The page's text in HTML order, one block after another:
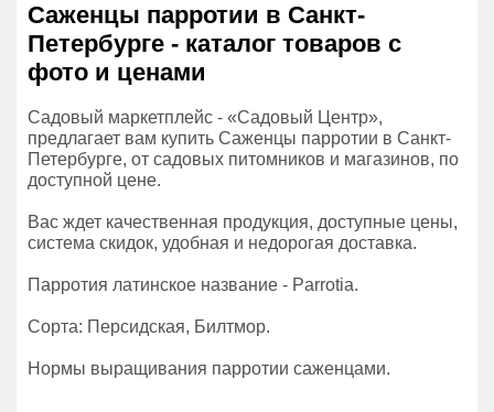
Саженцы парротии в Санкт-
Петербурге - каталог товаров с
фото и ценами
Садовый маркетплейс - «Садовый Центр»,
предлагает вам купить Саженцы парротии в Санкт-
Петербурге, от садовых питомников и магазинов, по
доступной цене.
Вас ждет качественная продукция, доступные цены,
система скидок, удобная и недорогая доставка.
Парротия латинское название - Parrotia.
Сорта: Персидская, Билтмор.
Нормы выращивания парротии саженцами.